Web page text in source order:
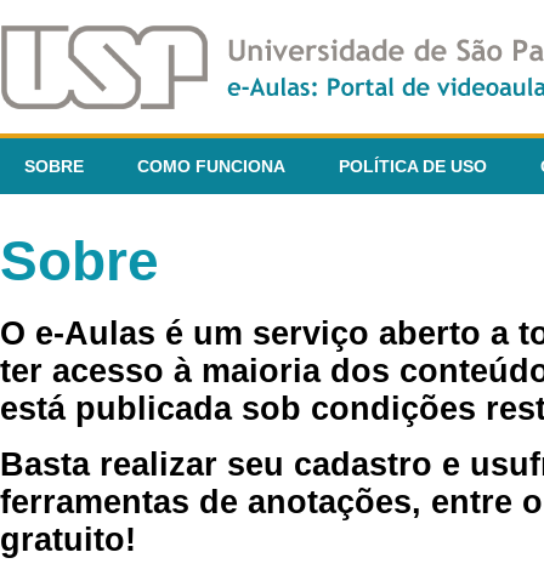
SOBRE COMO FUNCIONA POLÍTICA DE USO
Sobre
O e-Aulas é um serviço aberto a
ter acesso à maioria dos
está publicada sob condições
Basta realizar seu cadastro e
ferramentas de anotações, entre
gratuito!